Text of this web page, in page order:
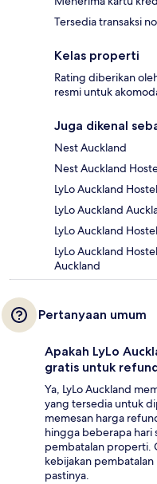
Tersedia transaksi
Kelas properti
Rating diberikan
resmi untuk
Juga dikenal
Nest Auckland
Nest Auckland
LyLo Auckland Hostel
LyLo Auckland
LyLo Auckland
LyLo Auckland
Auckland
Pertanyaan umum
Apakah LyLo
gratis untuk
Ya, LyLo Auckland
yang tersedia untuk
memesan harga
hingga beberapa
pembatalan properti.
kebijakan
pastinya.